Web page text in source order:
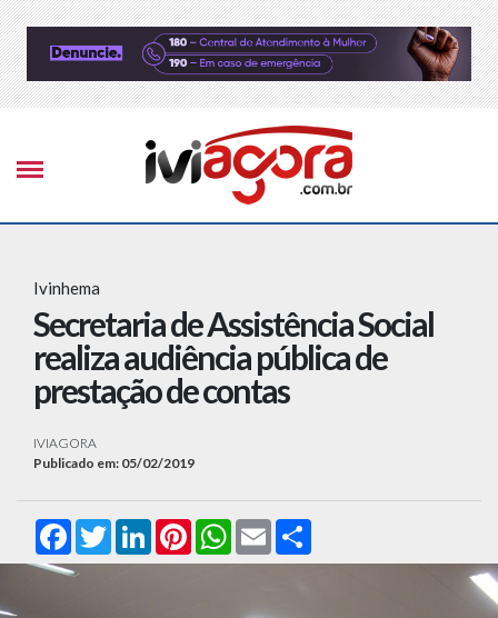
Ivinhema
Secretaria de Assistência Social
realiza audiência pública de
prestação de contas
IVIAGORA
Publicado em: 05/02/2019
FacebookTwitterLinkedInPinterestWhatsApp
Email